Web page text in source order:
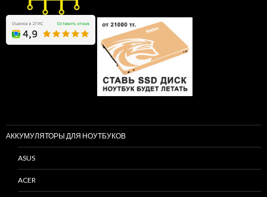
АККУМУЛЯТОРЫ ДЛЯ НОУТБУКОВ
ASUS
ACER